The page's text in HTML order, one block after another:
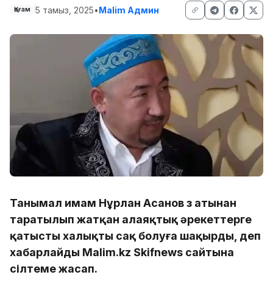
Қоғам 5 тамыз, 2025•Malim Админ
Танымал имам Нұрлан Асанов өз атынан
таратылып жатқан алаяқтық әрекеттерге
қатысты халықты сақ болуға шақырды, деп
хабарлайды Malim.kz Skifnews сайтына
сілтеме жасап.